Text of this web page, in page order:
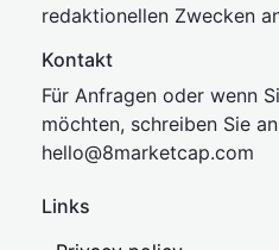
redaktionellen Zwecken
Kontakt
Für Anfragen oder wenn
möchten, schreiben Sie an
hello@8marketcap.com
Links